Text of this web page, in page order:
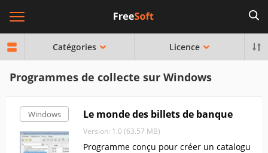
Catégories Licence
Programmes de collecte sur Windows
Windows Le monde des billets de banque
Version: 1.0 (63.57 MB)
Programme conçu pour créer un catalogu